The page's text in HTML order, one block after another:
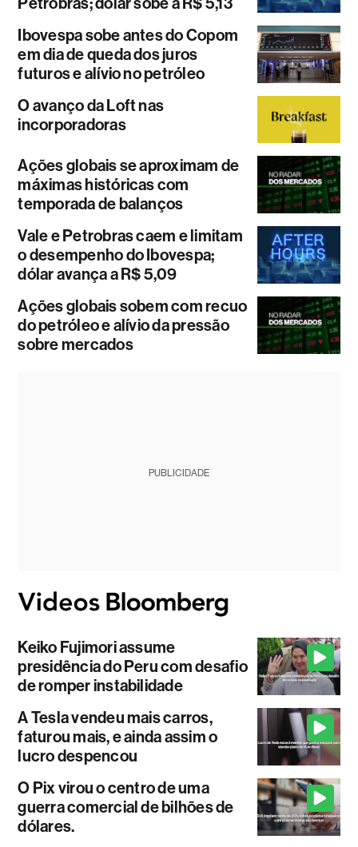
Ibovespa sobe antes do Copom
em dia de queda dos juros
futuros e alívio no petróleo
O avanço da Loft nas
incorporadoras
Ações globais se aproximam de
máximas históricas com
temporada de balanços
Vale e Petrobras caem e limitam
o desempenho do Ibovespa;
dólar avança a R$ 5,09
Ações globais sobem com recuo
do petróleo e alívio da pressão
sobre mercados
PUBLICIDADE
Keiko Fujimori assume
presidência do Peru com desafio
de romper instabilidade
A Tesla vendeu mais carros,
faturou mais, e ainda assim o
lucro despencou
O Pix virou o centro de uma
guerra comercial de bilhões de
dólares.